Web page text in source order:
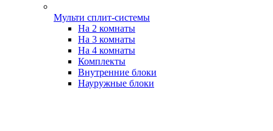
Мульти сплит-системы
На 2 комнаты
На 3 комнаты
На 4 комнаты
Комплекты
Внутренние блоки
Науружные блоки